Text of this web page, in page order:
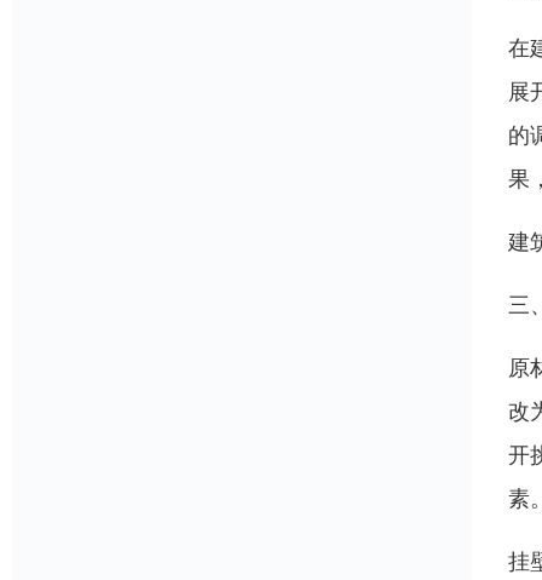
在
展
的
果
建
三
原
改
开
素
挂